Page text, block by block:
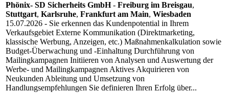
Phönix- SD Sicherheits GmbH- Freiburg im Breisgau,
Stuttgart, Karlsruhe, Frankfurt am Main, Wiesbaden
15.07.2026 - Sie erkennen das Kundenpotential in Ihrem
Verkaufsgebiet Externe Kommunikation (Direktmarketing,
klassische Werbung, Anzeigen, etc.) Maßnahmenkalkulation sowie
Budget-Überwachung und -Einhaltung Durchführung von
Mailingkampagnen Initiieren von Analysen und Auswertung der
Werbe- und Mailingkampagnen Aktives Akquirieren von
Neukunden Ableitung und Umsetzung von
Handlungsempfehlungen Sie definieren Ihren Erfolg über...